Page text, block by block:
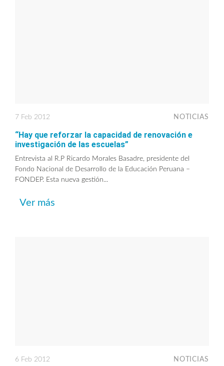
7 Feb 2012 NOTICIAS
“Hay que reforzar la capacidad de renovación e
investigación de las escuelas”
Entrevista al R.P Ricardo Morales Basadre, presidente del
Fondo Nacional de Desarrollo de la Educación Peruana –
FONDEP. Esta nueva gestión...
Ver más
6 Feb 2012 NOTICIAS